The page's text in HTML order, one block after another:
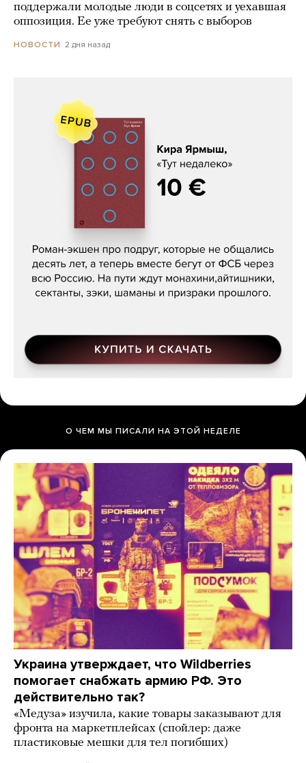
поддержали молодые люди в соцсетях и уехавшая
оппозиция. Ее уже требуют снять с выборов
НОВОСТИ 2 дня назад
Кира Ярмыш, «Тут недалеко»
О ЧЕМ МЫ ПИСАЛИ НА ЭТОЙ НЕДЕЛЕ
Украина утверждает, что Wildberries
помогает снабжать армию РФ. Это
действительно так?
«Медуза» изучила, какие товары заказывают для
фронта на маркетплейсах (спойлер: даже
пластиковые мешки для тел погибших)